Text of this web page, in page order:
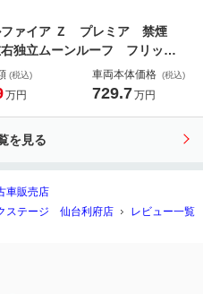
ドラレコ ＥＴＣ 電動リア
ファイア Ｚ プレミア 禁煙
独立ムーンルーフ フリップ
ニター 純正１４型ディスプ
ディオプラス 全周囲カメ
チレーション ＨＤＭＩ
(税込)
万円
車両本体価格 (税込)
729.7万円
を見る
車販売店
ステージ 仙台利府店
レビュー一覧